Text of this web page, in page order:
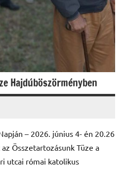
Hajdúböszörményben
– 2026. június 4- én 20.26
Összetartozásunk Tüze a
utcai római katolikus